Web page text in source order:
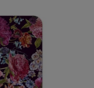
z naturalnego